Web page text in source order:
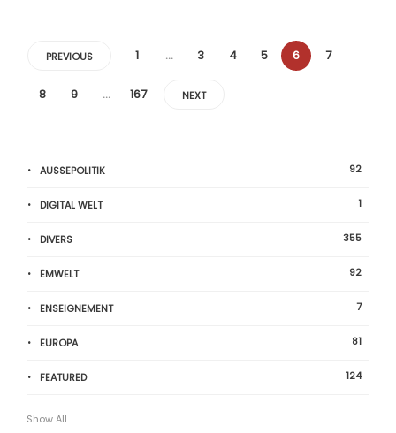
PREVIOUS 1 … 3 4 5 6 7
8 9 … 167 NEXT
AUSSEPOLITIK 92
DIGITAL WELT 1
DIVERS 355
ËMWELT 92
ENSEIGNEMENT 7
EUROPA 81
FEATURED 124
Show All